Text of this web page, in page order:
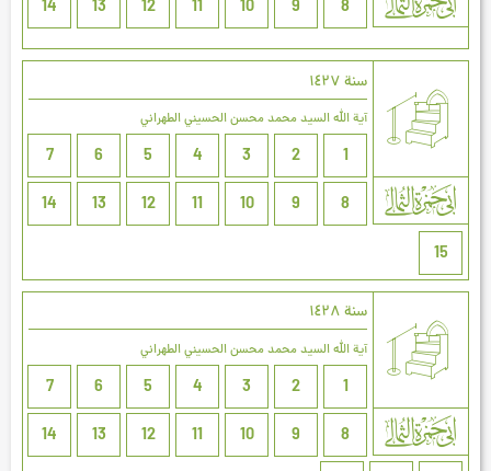
8
9
10
11
12
13
14
سنة ۱٤۲۷
آية الله السيد محمد محسن الحسيني الطهراني
1
2
3
4
5
6
7
8
9
10
11
12
13
14
15
سنة ۱٤۲۸
آية الله السيد محمد محسن الحسيني الطهراني
1
2
3
4
5
6
7
8
9
10
11
12
13
14